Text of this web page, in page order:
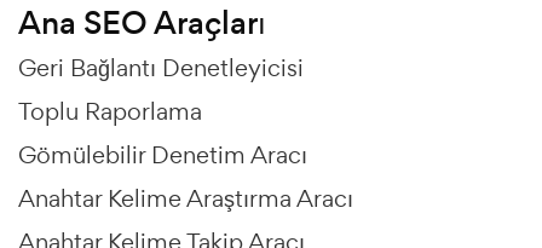
Ana SEO Araçları
Geri Bağlantı Denetleyicisi
Toplu Raporlama
Gömülebilir Denetim Aracı
Anahtar Kelime Araştırma Aracı